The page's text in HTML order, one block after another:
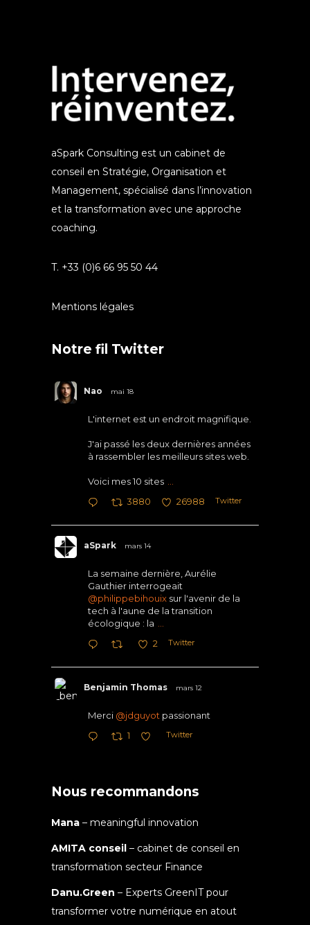
aSpark Consulting est un cabinet de
conseil en Stratégie, Organisation et
Management, spécialisé dans l’innovation
et la transformation avec une approche
coaching.
T. +33 (0)6 66 95 50 44
Mentions légales
Notre fil Twitter
Nao mai 18
L'internet est un endroit magnifique.
J'ai passé les deux dernières années
à rassembler les meilleurs sites web.
Voici mes 10 sites
3880 26988 Twitter
aSpark mars 14
La semaine dernière, Aurélie
Gauthier interrogeait
@philippebihouix sur l'avenir de la
tech à l'aune de la transition
écologique : la
2 Twitter
Benjamin Thomas mars 12
Merci @jdguyot passionant
1 Twitter
Nous recommandons
Mana – meaningful innovation
AMITA conseil – cabinet de conseil en
transformation secteur Finance
Danu.Green – Experts GreenIT pour
transformer votre numérique en atout